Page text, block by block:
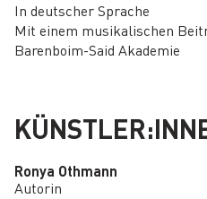
In deutscher Sprache
Mit einem musikalischen
Barenboim-Said Akademie
Ronya Othmann
Autorin